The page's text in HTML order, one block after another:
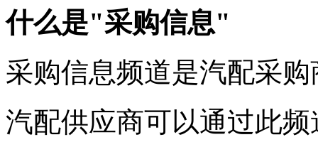
什么是"采购信息"
采购信息频道是汽配采
汽配供应商可以通过此